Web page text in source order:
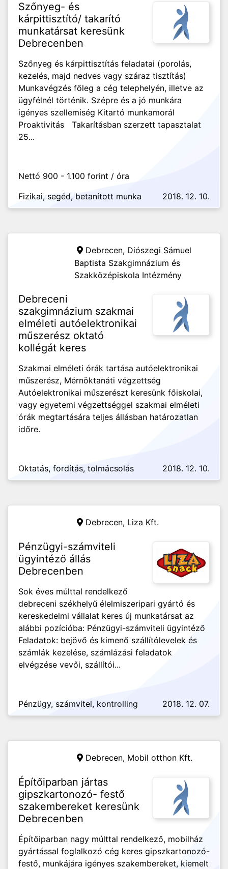
Szőnyeg- és
kárpittisztító/ takarító
munkatársat keresünk
Debrecenben
Szőnyeg és kárpittisztítás feladatai (porolás,
kezelés, majd nedves vagy száraz tisztítás)
Munkavégzés főleg a cég telephelyén, illetve az
ügyfélnél történik. Szépre és a jó munkára
igényes szellemiség Kitartó munkamorál
Proaktivitás Takarításban szerzett tapasztalat
25...
Nettó 900 - 1.100 forint / óra
Fizikai, segéd, betanított munka
2018. 12. 10.
Debrecen, Diószegi Sámuel
Baptista Szakgimnázium és
Szakközépiskola Intézmény
Debreceni
szakgimnázium szakmai
elméleti autóelektronikai
műszerész oktató
kollégát keres
Szakmai elméleti órák tartása autóelektronikai
műszerész, Mérnöktanáti végzettség
Autóelektronikai műszerészt keresünk főiskolai,
vagy egyetemi végzettséggel szakmai elméleti
órák megtartására teljes állásban határozatlan
időre.
Oktatás, fordítás, tolmácsolás 2018. 12. 10.
Debrecen, Liza Kft.
Pénzügyi-számviteli
ügyintéző állás
Debrecenben
Sok éves múlttal rendelkező
debreceni székhelyű élelmiszeripari gyártó és
kereskedelmi vállalat keres új munkatársat az
alábbi pozícióba: Pénzügyi-számviteli ügyintéző
Feladatok: bejövő és kimenő szállítólevelek és
számlák kezelése, számlázási feladatok
elvégzése vevői, szállítói...
Pénzügy, számvitel, kontrolling 2018. 12. 07.
Debrecen, Mobil otthon Kft.
Építőiparban jártas
gipszkartonozó- festő
szakembereket keresünk
Debrecenben
Építőiparban nagy múlttal rendelkező, mobilház
gyártással foglalkozó cég keres gipszkartonozó-
festő, munkájára igényes szakembereket, kiemelt